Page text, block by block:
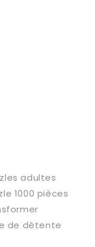
adultes
1000 pièces
de détente